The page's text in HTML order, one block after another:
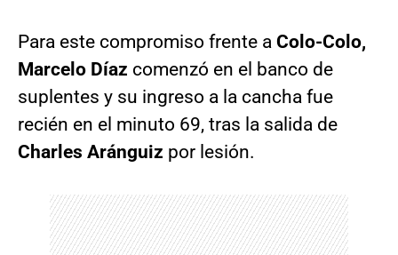
Para este compromiso frente a Colo-Colo,
Marcelo Díaz comenzó en el banco de
suplentes y su ingreso a la cancha fue
recién en el minuto 69, tras la salida de
Charles Aránguiz por lesión.